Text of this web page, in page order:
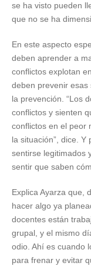
se ha visto pueden
que no se ha
En este aspecto
deben aprender a
conflictos explotan
deben prevenir esas
la prevención. “Los
conflictos y sienten
conflictos en el peor
la situación”, dice.
sentirse legitimados
sentir que saben
Explica Ayarza que,
hacer algo ya
docentes están
grupal, y el mismo
odio. Ahí es cuando
para frenar y evitar